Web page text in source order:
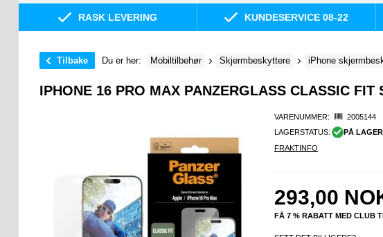
RASK LEVERING KUNDESERVICE 08-22
Tilbake Du er her: Mobiltilbehør Skjermbeskyttere iPhone
IPHONE 16 PRO MAX PANZERGLASS CLASSIC
VARENUMMER:
2005144
LAGERSTATUS:
PÅ
FRAKTINFO
293,00
FÅ 7 % RABATT MED CLUB